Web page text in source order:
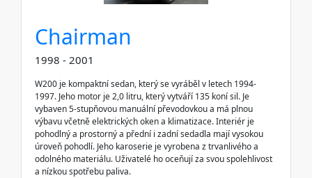
Chairman
1998 - 2001
W200 je kompaktní sedan, který se vyráběl v letech 1994-
1997. Jeho motor je 2,0 litru, který vytváří 135 koní sil. Je
vybaven 5-stupňovou manuální převodovkou a má plnou
výbavu včetně elektrických oken a klimatizace. Interiér je
pohodlný a prostorný a přední i zadní sedadla mají vysokou
úroveň pohodlí. Jeho karoserie je vyrobena z trvanlivého a
odolného materiálu. Uživatelé ho oceňují za svou spolehlivost
a nízkou spotřebu paliva.